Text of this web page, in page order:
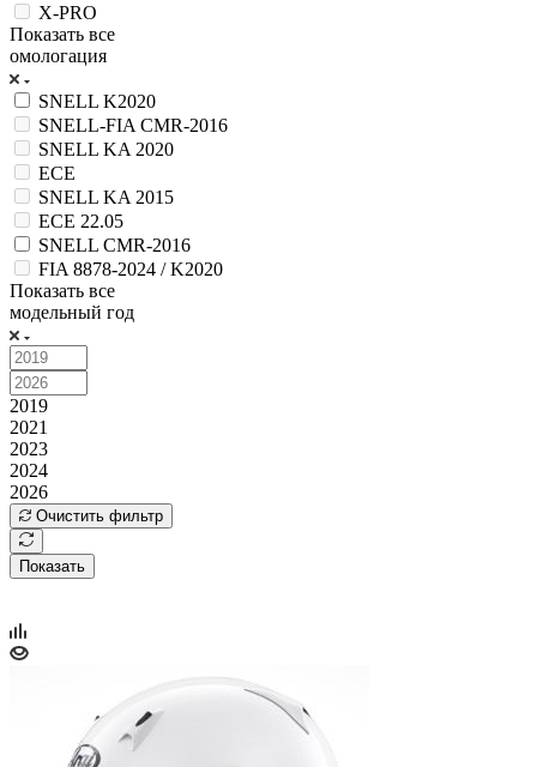
X-PRO
Показать все
омологация
SNELL K2020
SNELL-FIA CMR-2016
SNELL KA 2020
ECE
SNELL KA 2015
ECE 22.05
SNELL CMR-2016
FIA 8878-2024 / K2020
Показать все
модельный год
2019
2021
2023
2024
2026
Очистить фильтр
Показать